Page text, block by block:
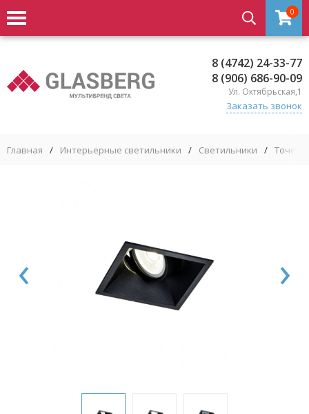
0
8 (4742) 24-33-77
8 (906) 686-90-09
Ул. Октябрьская,1
Заказать звонок
Главная / Интерьерные светильники / Светильники /
‹ ›